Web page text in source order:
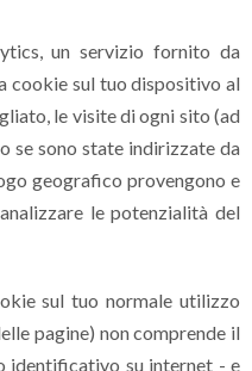
un servizio fornito da
cookie sul tuo dispositivo al
le visite di ogni sito (ad
se sono state indirizzate da
geografico provengono e
le potenzialità del
sul tuo normale utilizzo
pagine) non comprende il
identificativo su internet - e